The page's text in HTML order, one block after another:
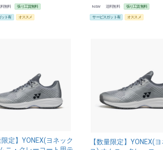
料無料 張り工賃無料
ット有 オススメ
NEW 送料無料 張り工賃無料
サービスガット有 オススメ
限定】YONEX(ヨネック
【数量限定】YONEX(